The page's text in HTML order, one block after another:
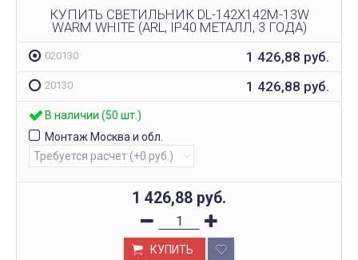
КУПИТЬ СВЕТИЛЬНИК DL-142X142M-13W
WARM WHITE (ARL, IP40 МЕТАЛЛ, 3 ГОДА)
020130 1 426,88 руб.
20130 1 426,88 руб.
В наличии (50 шт.)
Монтаж Москва и обл.
1 426,88 руб.
КУПИТЬ